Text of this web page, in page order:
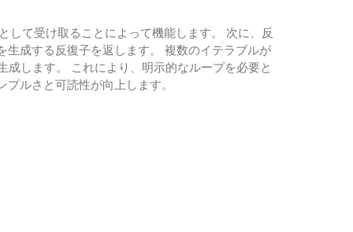
して受け取ることによって機能します。 次に、反
成する反復子を返します。 複数のイテラブルが
します。 これにより、明示的なループを必要と
ルさと可読性が向上します。